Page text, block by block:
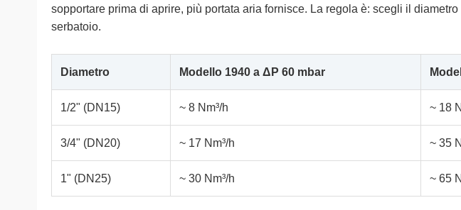
sopportare prima di aprire, più portata aria fornisce. La regola è: scegli il
serbatoio.
Diametro Modello 1940 a ΔP 60 mbar
1/2" (DN15) ~ 8 Nm³/h ~ 18
3/4" (DN20) ~ 17 Nm³/h ~ 35
1" (DN25) ~ 30 Nm³/h ~ 65